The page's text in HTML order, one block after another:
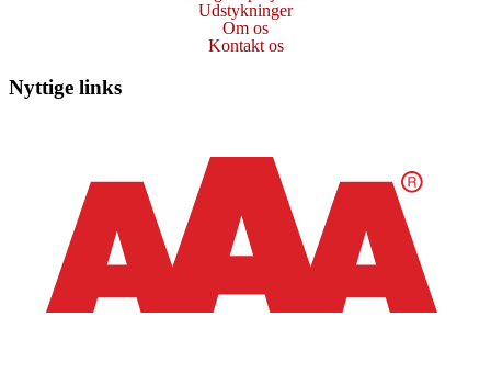
Udstykninger
Om os
Kontakt os
Nyttige links